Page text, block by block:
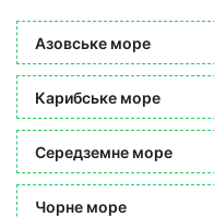
Азовське море
Карибське море
Середземне море
Чорне море